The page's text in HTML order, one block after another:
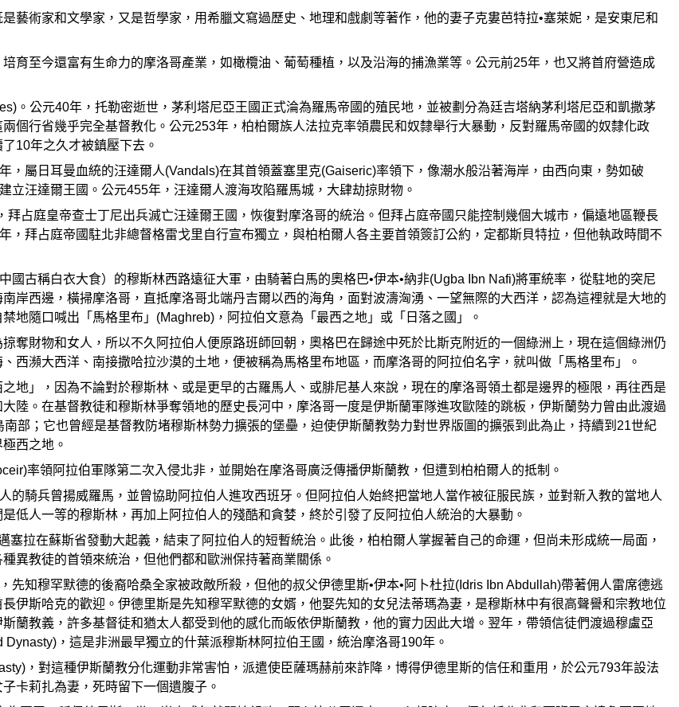
藝術家和文學家，又是哲學家，用希臘文寫過歷史、地理和戲劇等著作，他的妻子克婁芭特拉•塞萊妮，是安東尼和
育至今還富有生命力的摩洛哥產業，如橄欖油、葡萄種植，以及沿海的捕漁業等。公元前25年，也又將首府營造成
。公元40年，托勒密逝世，茅利塔尼亞王國正式淪為羅馬帝國的殖民地，並被劃分為廷吉塔納茅利塔尼亞和凱撒茅
個行省幾乎完全基督教化。公元253年，柏柏爾族人法拉克率領農民和奴隸舉行大暴動，反對羅馬帝國的奴隸化政
10年之久才被鎮壓下去。
，屬日耳曼血統的汪達爾人(Vandals)在其首領蓋塞里克(Gaiseric)率領下，像潮水般沿著海岸，由西向東，勢如破
立汪達爾王國。公元455年，汪達爾人渡海攻陷羅馬城，大肆劫掠財物。
占庭皇帝查士丁尼出兵滅亡汪達爾王國，恢復對摩洛哥的統治。但拜占庭帝國只能控制幾個大城市，偏遠地區鞭長
，拜占庭帝國駐北非總督格雷戈里自行宣布獨立，與柏柏爾人各主要首領簽訂公約，定都斯貝特拉，但他執政時間不
國古稱白衣大食）的穆斯林西路遠征大軍，由騎著白馬的奧格巴•伊本•納非(Ugba Ibn Nafi)將軍統率，從駐地的突尼
岸西邊，橫掃摩洛哥，直抵摩洛哥北端丹吉爾以西的海角，面對波濤洶湧、一望無際的大西洋，認為這裡就是大地的
地隨口喊出「馬格里布」(Maghreb)，阿拉伯文意為「最西之地」或「日落之國」。
奪財物和女人，所以不久阿拉伯人便原路班師回朝，奧格巴在歸途中死於比斯克附近的一個綠洲上，現在這個綠洲仍
西瀕大西洋、南接撒哈拉沙漠的土地，便被稱為馬格里布地區，而摩洛哥的阿拉伯名字，就叫做「馬格里布」。
地」，因為不論對於穆斯林、或是更早的古羅馬人、或腓尼基人來說，現在的摩洛哥領土都是邊界的極限，再往西是
陸。在基督教徒和穆斯林爭奪領地的歷史長河中，摩洛哥一度是伊斯蘭軍隊進攻歐陸的跳板，伊斯蘭勢力曾由此渡過
部；它也曾經是基督教防堵穆斯林勢力擴張的堡壘，迫使伊斯蘭教勢力對世界版圖的擴張到此為止，持續到21世紀
西之地。
率領阿拉伯軍隊第二次入侵北非，並開始在摩洛哥廣泛傳播伊斯蘭教，但遭到柏柏爾人的抵制。
的騎兵曾揚威羅馬，並曾協助阿拉伯人進攻西班牙。但阿拉伯人始終把當地人當作被征服民族，並對新入教的當地人
低人一等的穆斯林，再加上阿拉伯人的殘酷和貪婪，終於引發了反阿拉伯人統治的大暴動。
塞拉在蘇斯省發動大起義，結束了阿拉伯人的短暫統治。此後，柏柏爾人掌握著自己的命運，但尚未形成統一局面，
異教徒的首領來統治，但他們都和歐洲保持著商業關係。
先知穆罕默德的後裔哈桑全家被政敵所殺，但他的叔父伊德里斯•伊本•阿卜杜拉(Idris Ibn Abdullah)帶著佣人雷席德逃
伊斯哈克的歡迎。伊德里斯是先知穆罕默德的女婿，他娶先知的女兒法蒂瑪為妻，是穆斯林中有很高聲譽和宗教地位
蘭教義，許多基督徒和猶太人都受到他的感化而皈依伊斯蘭教，他的實力因此大增。翌年，帶領信徒們渡過穆盧亞
，這是非洲最早獨立的什葉派穆斯林阿拉伯王國，統治摩洛哥190年。
，對這種伊斯蘭教分化運動非常害怕，派遣使臣薩瑪赫前來詐降，博得伊德里斯的信任和重用，於公元793年設法
卡莉扎為妻，死時留下一個遺腹子。